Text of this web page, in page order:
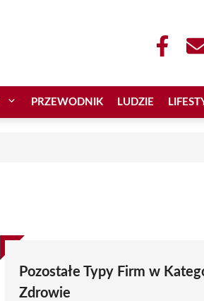
PRZEWODNIK LUDZIE
Pozostałe Typy Firm w
Zdrowie